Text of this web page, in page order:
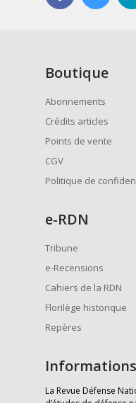
Boutique
Abonnements
Crédits articles
Points de vente
CGV
Politique de
e-RDN
Tribune
e-Recensions
Cahiers de la RDN
Florilège historique
Repères
Informations
La Revue Défense